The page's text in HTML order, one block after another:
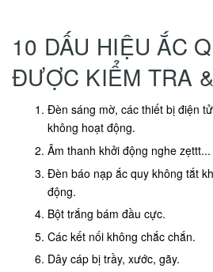
10 DẤU HIỆU ẮC
ĐƯỢC KIỂM TRA
Đèn sáng mờ, các thiết bị điện
không hoạt động.
Âm thanh khởi động nghe
Đèn báo nạp ắc quy không tắt
động.
Bột trắng bám đầu cực.
Các kết nối không chắc chắn.
Dây cáp bị trầy, xước, gãy.